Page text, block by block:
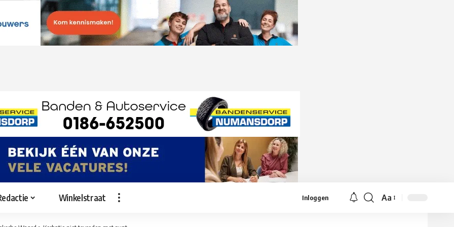
Winkelstraat Inloggen
Lettergrootte
Aa